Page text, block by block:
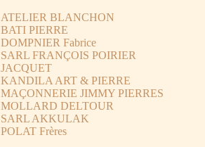
ATELIER BLANCHON
BATI PIERRE
DOMPNIER Fabrice
SARL FRANÇOIS POIRIER
JACQUET
KANDILA ART & PIERRE
MAÇONNERIE JIMMY PIERRES
MOLLARD DELTOUR
SARL AKKULAK
POLAT Frères